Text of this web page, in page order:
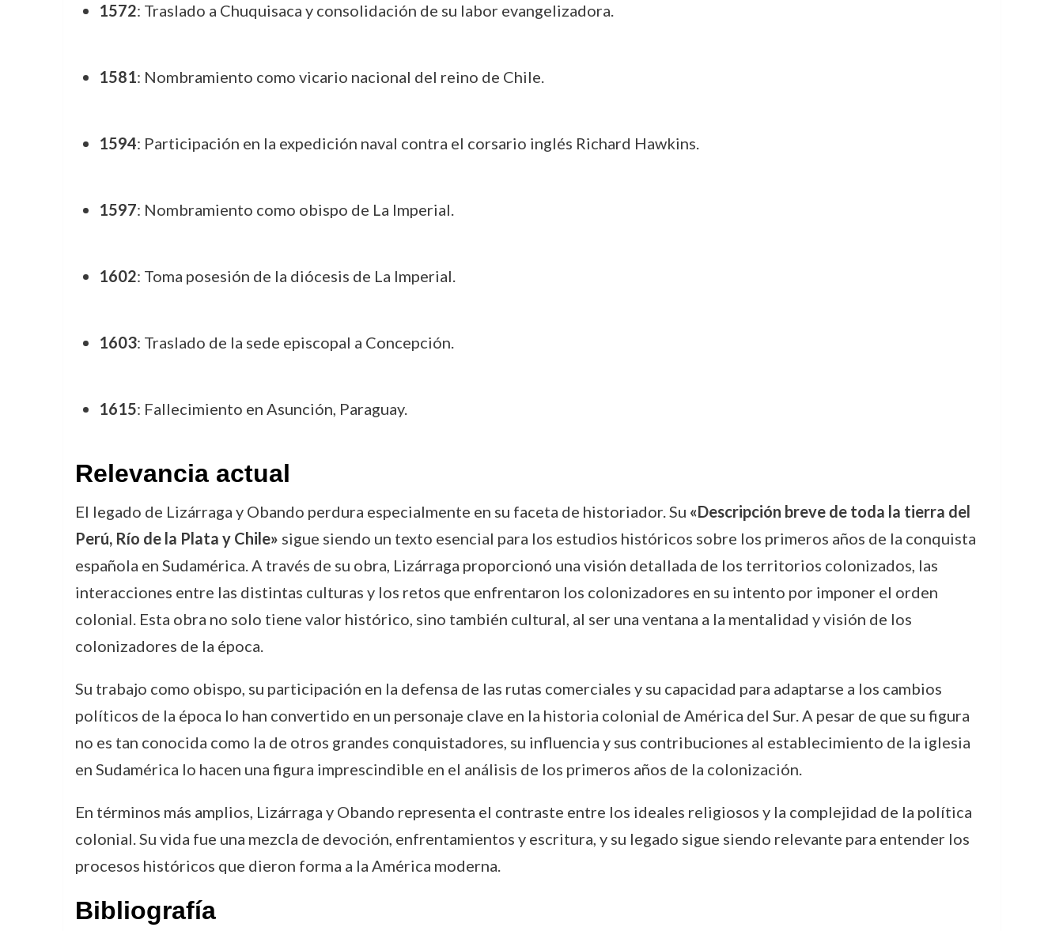
1572: Traslado a Chuquisaca y consolidación de su labor evangelizadora.
1581: Nombramiento como vicario nacional del reino de Chile.
1594: Participación en la expedición naval contra el corsario inglés Richard Hawkins.
1597: Nombramiento como obispo de La Imperial.
1602: Toma posesión de la diócesis de La Imperial.
1603: Traslado de la sede episcopal a Concepción.
1615: Fallecimiento en Asunción, Paraguay.
Relevancia actual
El legado de Lizárraga y Obando perdura especialmente en su faceta de historiador. Su «Descripción breve de toda la tierra del
Perú, Río de la Plata y Chile» sigue siendo un texto esencial para los estudios históricos sobre los primeros años de la conquista
española en Sudamérica. A través de su obra, Lizárraga proporcionó una visión detallada de los territorios colonizados, las
interacciones entre las distintas culturas y los retos que enfrentaron los colonizadores en su intento por imponer el orden
colonial. Esta obra no solo tiene valor histórico, sino también cultural, al ser una ventana a la mentalidad y visión de los
colonizadores de la época.
Su trabajo como obispo, su participación en la defensa de las rutas comerciales y su capacidad para adaptarse a los cambios
políticos de la época lo han convertido en un personaje clave en la historia colonial de América del Sur. A pesar de que su figura
no es tan conocida como la de otros grandes conquistadores, su influencia y sus contribuciones al establecimiento de la iglesia
en Sudamérica lo hacen una figura imprescindible en el análisis de los primeros años de la colonización.
En términos más amplios, Lizárraga y Obando representa el contraste entre los ideales religiosos y la complejidad de la política
colonial. Su vida fue una mezcla de devoción, enfrentamientos y escritura, y su legado sigue siendo relevante para entender los
procesos históricos que dieron forma a la América moderna.
Bibliografía